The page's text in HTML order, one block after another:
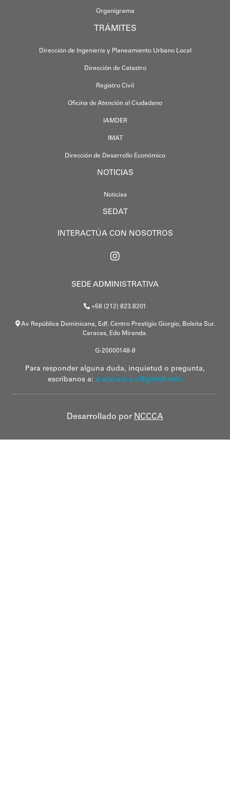
Organigrama
TRÁMITES
Dirección de Ingeniería y Planeamiento Urbano Local
Dirección de Catastro
Registro Civil
Oficina de Atención al Ciudadano
IAMDER
IMAT
Dirección de Desarrollo Económico
NOTICIAS
Noticias
SEDAT
INTERACTÚA CON NOSOTROS
SEDE ADMINISTRATIVA
+58 (212) 823.8201
Av República Dominicana, Edf. Centro Prestigio Giorgio, Boleita Sur.
Caracas, Edo Miranda.
G-20000148-8
Para responder alguna duda, inquietud o pregunta,
escríbanos a: a a.m.s.o.a.c@gmail.com
Desarrollado por NCCCA